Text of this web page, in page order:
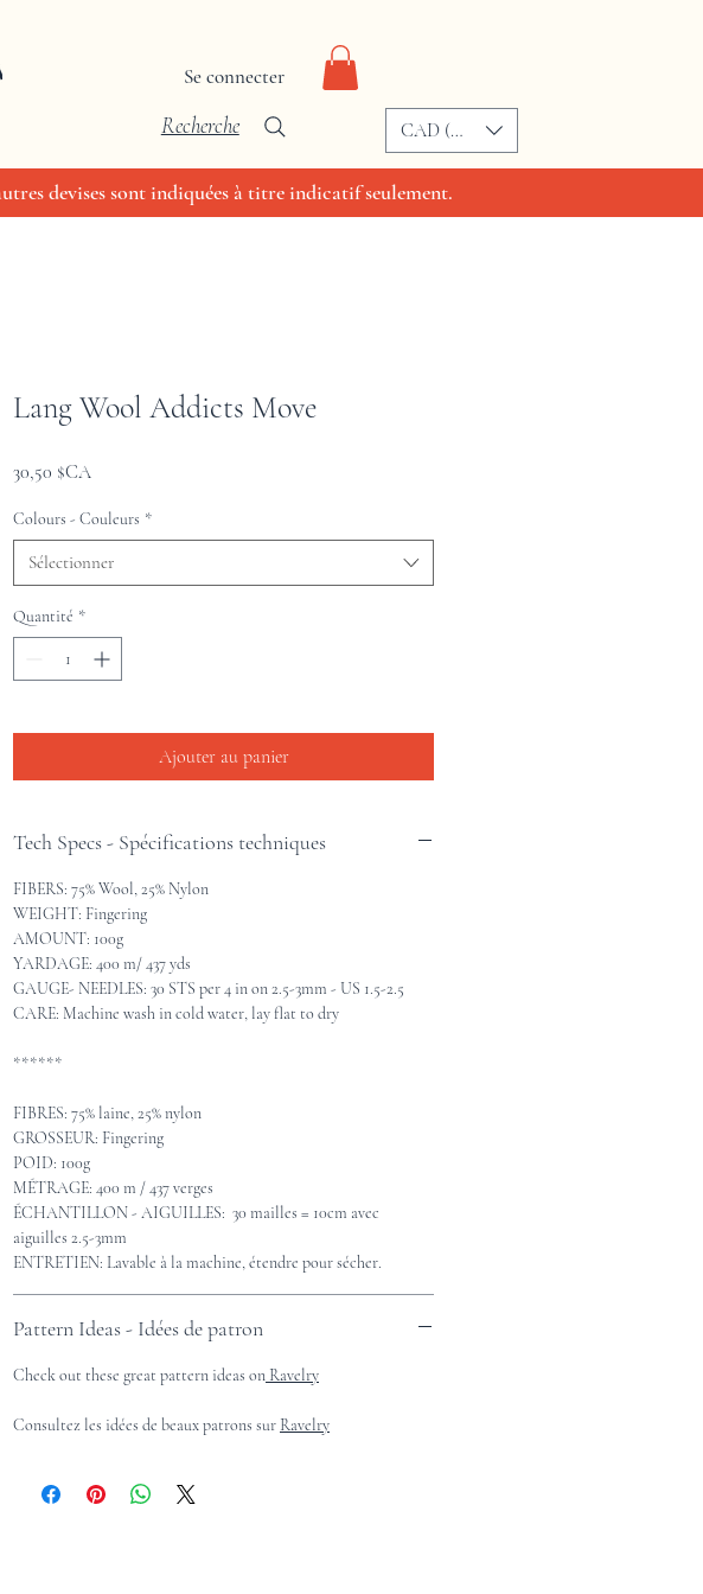
Se connecter
Recherche CAD (C$)
devises sont indiquées à titre indicatif seulement.
Lang Wool Addicts Move
30,50 $CAPrix
Colours - Couleurs *
Sélectionner
Quantité *
Ajouter au panier
Tech Specs - Spécifications techniques
FIBERS: 75% Wool, 25% Nylon
WEIGHT: Fingering
AMOUNT: 100g
YARDAGE: 400 m/ 437 yds
GAUGE- NEEDLES: 30 STS per 4 in on 2.5-3mm - US 1.5-2.5
CARE: Machine wash in cold water, lay flat to dry
******
FIBRES: 75% laine, 25% nylon
GROSSEUR: Fingering
POID: 100g
MÉTRAGE: 400 m / 437 verges
ÉCHANTILLON - AIGUILLES: 30 mailles = 10cm avec
aiguilles 2.5-3mm
ENTRETIEN: Lavable à la machine, étendre pour sécher.
Pattern Ideas - Idées de patron
Check out these great pattern ideas on Ravelry
Consultez les idées de beaux patrons sur Ravelry